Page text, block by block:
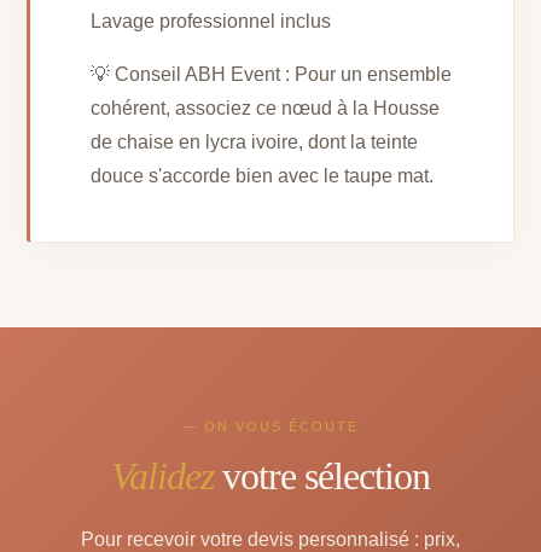
Lavage professionnel inclus
💡 Conseil ABH Event : Pour un ensemble
cohérent, associez ce nœud à la Housse
de chaise en lycra ivoire, dont la teinte
douce s'accorde bien avec le taupe mat.
— ON VOUS ÉCOUTE
Validezvotre sélection
Pour recevoir votre devis personnalisé : prix,